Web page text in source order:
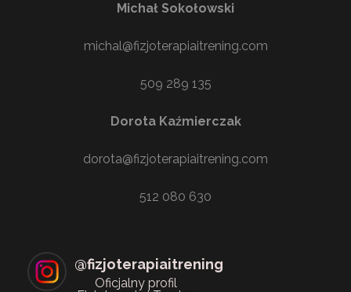
Michał Sokołowski
michal@fizjoterapiaitrening.com
509 289 135
Dorota Kaźmierczak
dorota@fizjoterapiaitrening.com
512 080 630
@fizjoterapiaitrening
Oficjalny profil